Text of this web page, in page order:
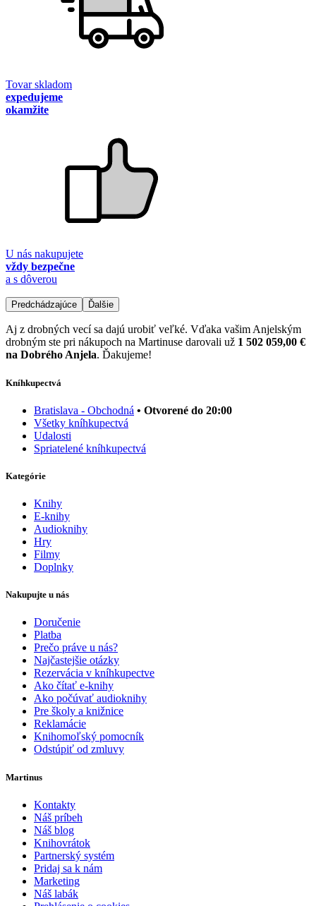
Tovar skladom
expedujeme
okamžite
U nás nakupujete
vždy bezpečne
a s dôverou
Predchádzajúce Ďalšie
Aj z drobných vecí sa dajú urobiť veľké. Vďaka vašim Anjelským
drobným ste pri nákupoch na Martinuse darovali už 1 502 059,00 €
na Dobrého Anjela. Ďakujeme!
Kníhkupectvá
Bratislava - Obchodná • Otvorené do 20:00
Všetky kníhkupectvá
Udalosti
Spriatelené kníhkupectvá
Kategórie
Knihy
E-knihy
Audioknihy
Hry
Filmy
Doplnky
Nakupujte u nás
Doručenie
Platba
Prečo práve u nás?
Najčastejšie otázky
Rezervácia v kníhkupectve
Ako čítať e-knihy
Ako počúvať audioknihy
Pre školy a knižnice
Reklamácie
Knihomoľský pomocník
Odstúpiť od zmluvy
Martinus
Kontakty
Náš príbeh
Náš blog
Knihovrátok
Partnerský systém
Pridaj sa k nám
Marketing
Náš labák